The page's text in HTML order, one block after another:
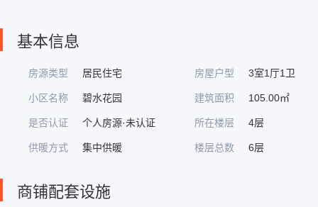
基本信息
房源类型 居民住宅 房屋户型 3室1厅1卫
小区名称 碧水花园 建筑面积 105.00㎡
是否认证 个人房源·未认证 所在楼层 4层
供暖方式 集中供暖 楼层总数 6层
商铺配套设施